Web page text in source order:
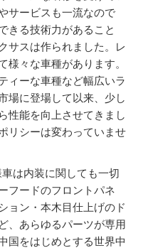
サービスも一流なので
きる技術力があること
サスは作られました。レ
様々な車種があります。
ィーな車種など幅広いラ
場に登場して以来、少し
性能を向上させてきまし
リシーは変わっていませ
は内装に関しても一切
フードのフロントパネ
ョン・本木目仕上げのド
、あらゆるパーツが専用
国をはじめとする世界中